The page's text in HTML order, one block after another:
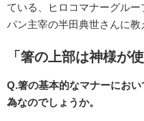
ている、ヒロコマナーグル
パン主宰の半田典世さんに教
「箸の上部は神様が
Q.箸の基本的なマナーにお
為なのでしょうか。